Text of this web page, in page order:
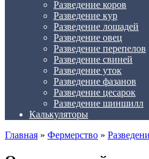
Разведение коров
Разведение кур
Разведение лошадей
Разведение овец
Разведение перепелов
Разведение свиней
Разведение уток
Разведение фазанов
Разведение цесарок
Разведение шиншилл
Калькуляторы
Главная » Фермерство »